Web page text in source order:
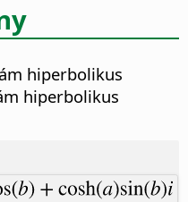
hiperbolikus
hiperbolikus